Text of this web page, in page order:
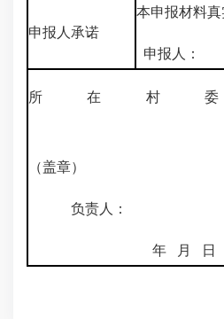
申报人承诺
本申报材料
申报
所在村
（盖章）
负责人：
年 月 日